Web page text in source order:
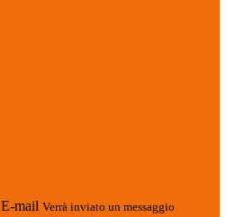
E-mail Verrà inviato un messaggio